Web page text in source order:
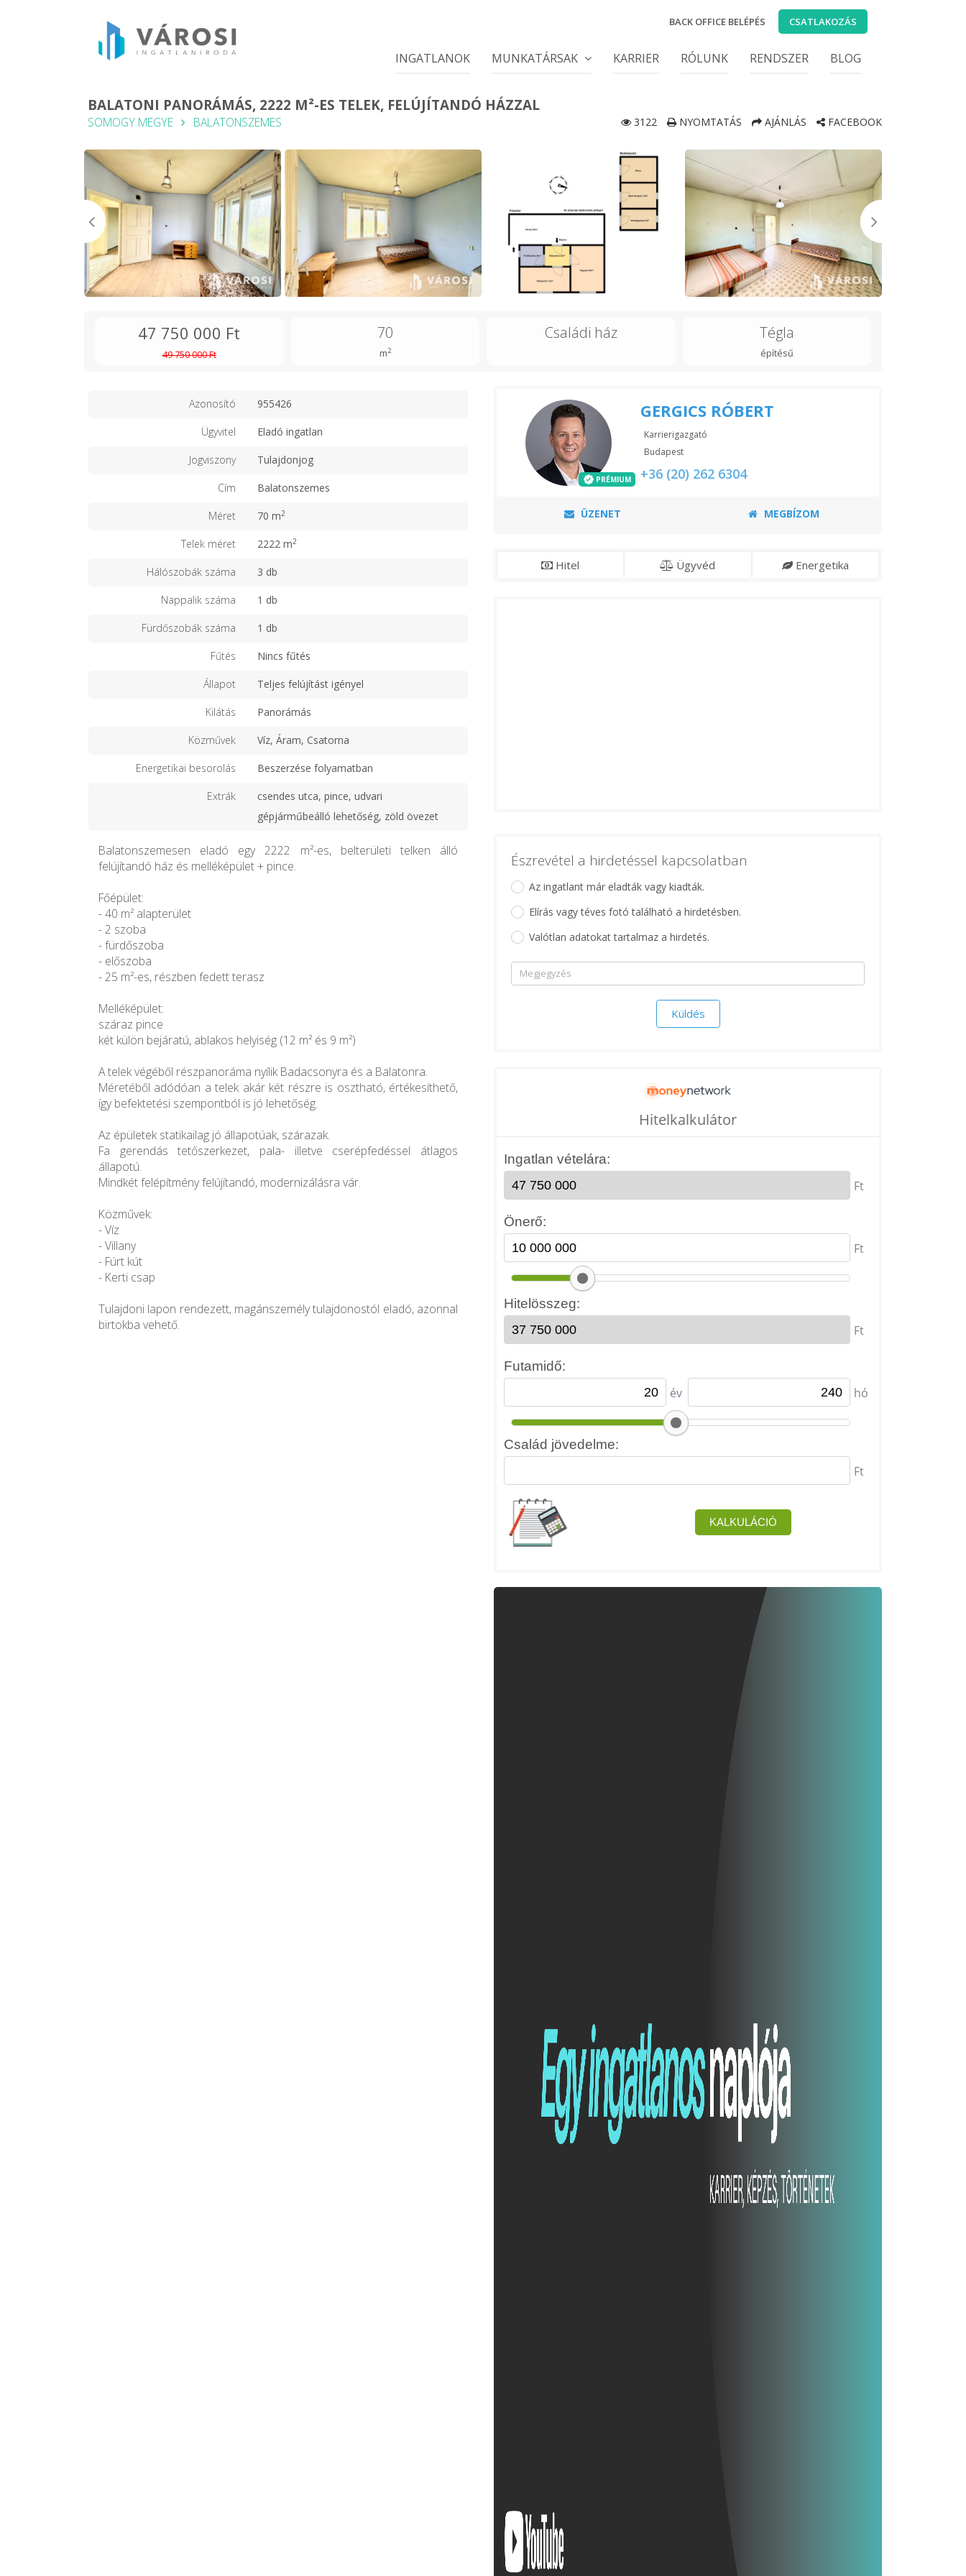
BACK OFFICE BELÉPÉS CSATLAKOZÁS
INGATLANOK MUNKATÁRSAK KARRIER RÓLUNK RENDSZER BLOG
BALATONI PANORÁMÁS, 2222 M²-ES TELEK, FELÚJÍTANDÓ HÁZZAL
SOMOGY MEGYE BALATONSZEMES 3122 NYOMTATÁS AJÁNLÁS FACEBOOK
47 750 000 Ft
49 750 000 Ft
70
m2
Családi ház Tégla
építésű
Azonosító 955426
Ügyvitel Eladó ingatlan
Jogviszony Tulajdonjog
Cím Balatonszemes
Méret 70 m2
Telek méret 2222 m2
Hálószobák száma 3 db
Nappalik száma 1 db
Fürdőszobák száma 1 db
Fűtés Nincs fűtés
Állapot Teljes felújítást igényel
Kilátás Panorámás
Közművek Víz, Áram, Csatorna
Energetikai besorolás Beszerzése folyamatban
Extrák
csendes utca, pince, udvari
gépjárműbeálló lehetőség, zöld övezet
Balatonszemesen eladó egy 2222 m²-es, belterületi telken álló
felújítandó ház és melléképület + pince.
Főépület:
- 40 m² alapterület
- 2 szoba
- fürdőszoba
- előszoba
- 25 m²-es, részben fedett terasz
Melléképület:
száraz pince
két külön bejáratú, ablakos helyiség (12 m² és 9 m²)
A telek végéből részpanoráma nyílik Badacsonyra és a Balatonra.
Méretéből adódóan a telek akár két részre is osztható, értékesíthető,
így befektetési szempontból is jó lehetőség.
Az épületek statikailag jó állapotúak, szárazak.
Fa gerendás tetőszerkezet, pala- illetve cserépfedéssel átlagos
állapotú.
Mindkét felépítmény felújítandó, modernizálásra vár.
Közművek:
- Víz
- Villany
- Fúrt kút
- Kerti csap
Tulajdoni lapon rendezett, magánszemély tulajdonostól eladó, azonnal
birtokba vehető.
PRÉMIUM
GERGICS RÓBERT
Karrierigazgató
Budapest
+36 (20) 262 6304
ÜZENET MEGBÍZOM
Hitel Ügyvéd Energetika
Észrevétel a hirdetéssel kapcsolatban
Az ingatlant már eladták vagy kiadták.
Elírás vagy téves fotó található a hirdetésben.
Valótlan adatokat tartalmaz a hirdetés.